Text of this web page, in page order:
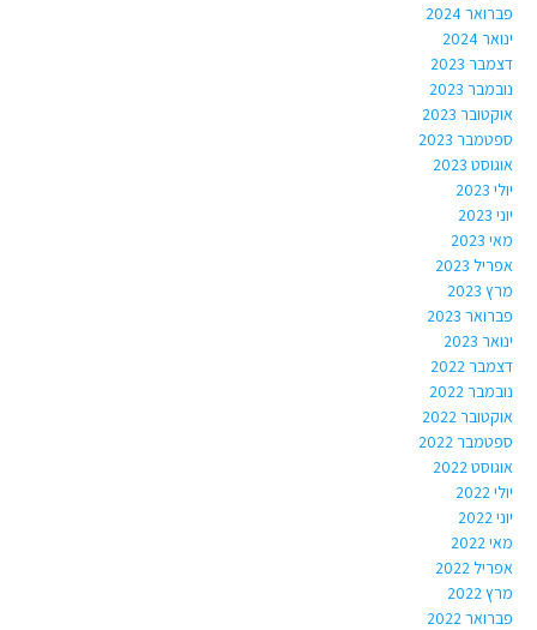
פברואר 2024
ינואר 2024
דצמבר 2023
נובמבר 2023
אוקטובר 2023
ספטמבר 2023
אוגוסט 2023
יולי 2023
יוני 2023
מאי 2023
אפריל 2023
מרץ 2023
פברואר 2023
ינואר 2023
דצמבר 2022
נובמבר 2022
אוקטובר 2022
ספטמבר 2022
אוגוסט 2022
יולי 2022
יוני 2022
מאי 2022
אפריל 2022
מרץ 2022
פברואר 2022